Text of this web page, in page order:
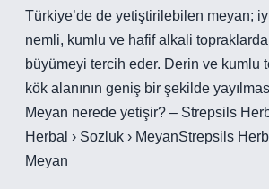
Türkiye’de de yetiştirilebilen meyan;
nemli, kumlu ve hafif alkali
büyümeyi tercih eder. Derin ve kumlu
kök alanının geniş bir şekilde
Meyan nerede yetişir? – Strepsils
Herbal › Sozluk › MeyanStrepsils
Meyan